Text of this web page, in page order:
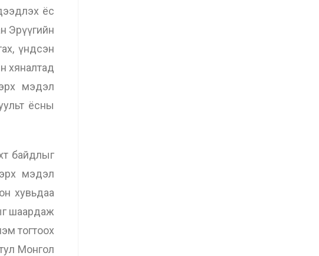
ёс
Эрүүгийн
үндсэн
хяналтад
мэдэл
ёсны
байдлыг
мэдэл
хувьдаа
шаардаж
тогтоох
Монгол